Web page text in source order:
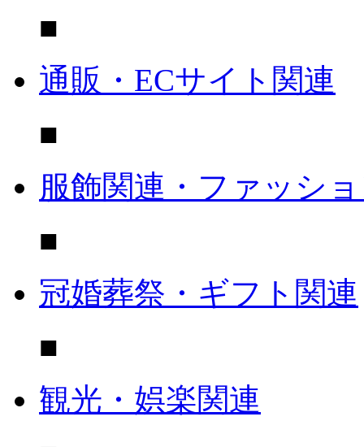
■
通販・ECサイト関連
■
服飾関連・ファッシ
■
冠婚葬祭・ギフト関連
■
観光・娯楽関連